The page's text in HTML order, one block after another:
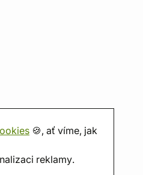
🍪, ať víme, jak
reklamy.